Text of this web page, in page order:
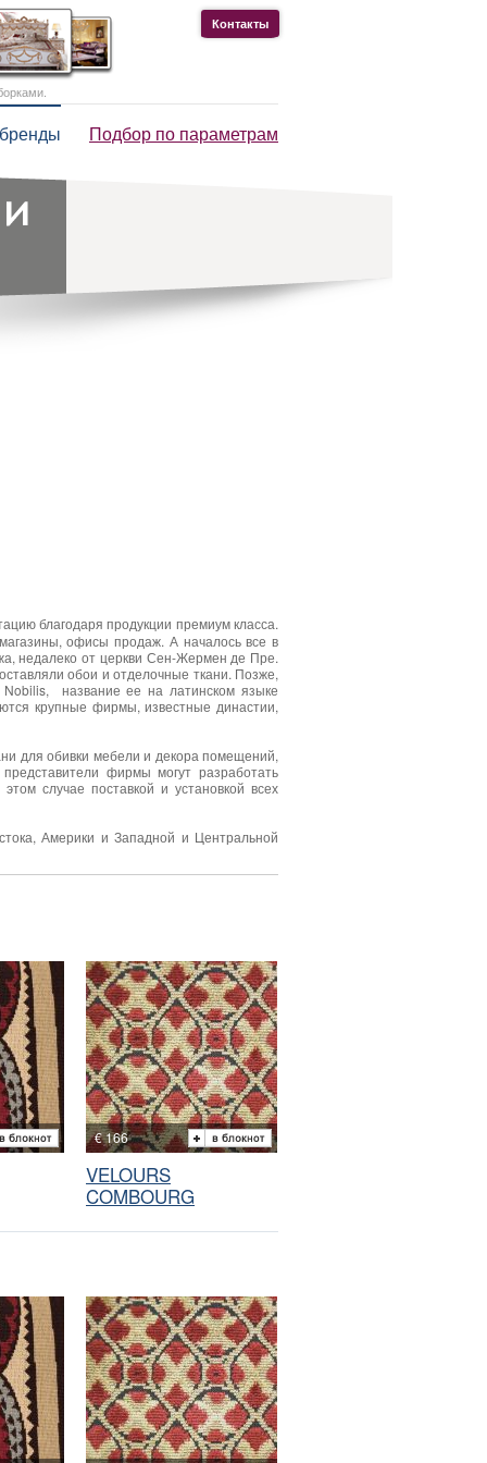
Подбор по параметрам
Контакты
благодаря продукции премиум класса.
офисы продаж. А началось все в
недалеко от церкви Сен-Жермен де Пре.
обои и отделочные ткани. Позже,
Nobilis, название ее на латинском языке
крупные фирмы, известные династии,
для обивки мебели и декора помещений,
фирмы могут разработать
случае поставкой и установкой всех
Америки и Западной и Центральной
€ 166
VELOURS
COMBOURG